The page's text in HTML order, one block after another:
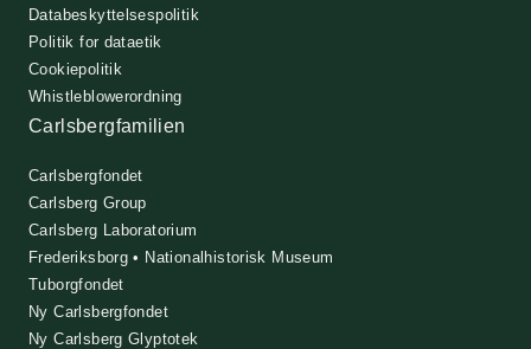
Databeskyttelsespolitik
Politik for dataetik
Cookiepolitik
Whistleblowerordning
Carlsbergfamilien
Carlsbergfondet
Carlsberg Group
Carlsberg Laboratorium
Frederiksborg • Nationalhistorisk Museum
Tuborgfondet
Ny Carlsbergfondet
Ny Carlsberg Glyptotek